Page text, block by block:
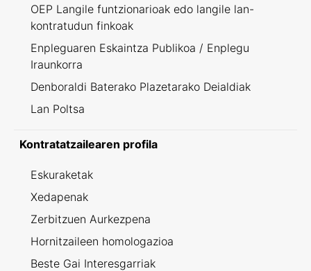
OEP Langile funtzionarioak edo langile lan-
kontratudun finkoak
Enpleguaren Eskaintza Publikoa / Enplegu
Iraunkorra
Denboraldi Baterako Plazetarako Deialdiak
Lan Poltsa
Kontratatzailearen profila
Eskuraketak
Xedapenak
Zerbitzuen Aurkezpena
Hornitzaileen homologazioa
Beste Gai Interesgarriak